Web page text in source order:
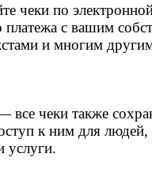
чеки по
платежа с вашим
и многим
все чеки также
к ним для людей,
услуги.